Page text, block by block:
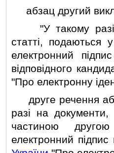
абзац другий
"У такому разi
статтi, подаються
електронний
вiдповiдного
"Про електронну
друге речення
разi на
частиною
електронний